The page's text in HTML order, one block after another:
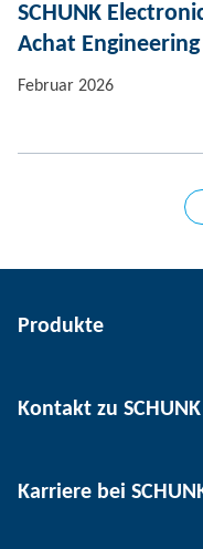
SCHUNK
Achat Engineering
Februar 2026
Produkte
Automatisierungstechnik
Werkstückspanntechnik
Kontakt zu SCHUNK
Standorte
Karriere bei